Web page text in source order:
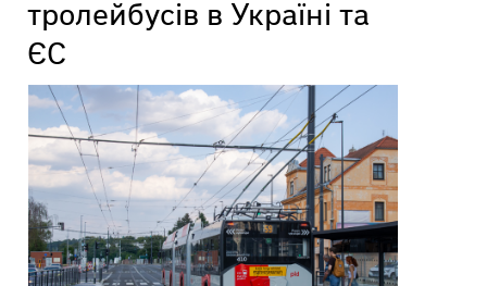
тролейбусів в Україні та
ЄС